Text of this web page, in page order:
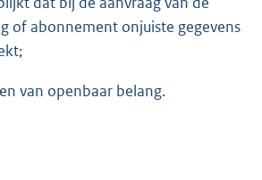
of abonnement onjuiste gegevens
van openbaar belang.